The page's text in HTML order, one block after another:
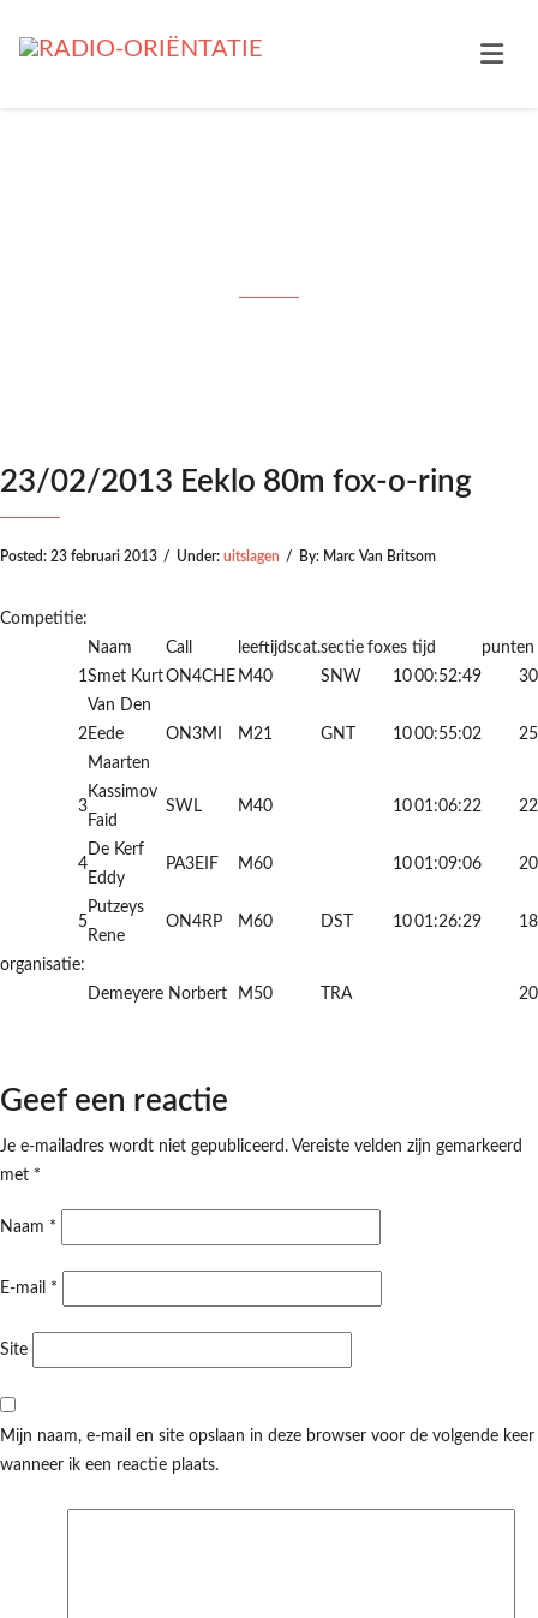
23/02/2013 Eeklo 80m fox-o-ring
Posted: 23 februari 2013 / Under: uitslagen / By: Marc Van Britsom
Competitie:
Naam
Call leeftijdscat.sectie foxes tijd
punten
1Smet KurtON4CHE M40 SNW 1000:52:49 30
2
Van Den
Eede
Maarten
ON3MI M21 GNT 1000:55:02 25
3
Kassimov
Faid
SWL M40 1001:06:22 22
4
De Kerf
Eddy
PA3EIF M60 1001:09:06 20
5
Putzeys
Rene
ON4RP M60 DST 1001:26:29 18
organisatie:
Demeyere Norbert
M50 TRA 20
Geef een reactie
Je e-mailadres wordt niet gepubliceerd. Vereiste velden zijn gemarkeerd
met *
Naam *
E-mail *
Site
Mijn naam, e-mail en site opslaan in deze browser voor de volgende keer
wanneer ik een reactie plaats.